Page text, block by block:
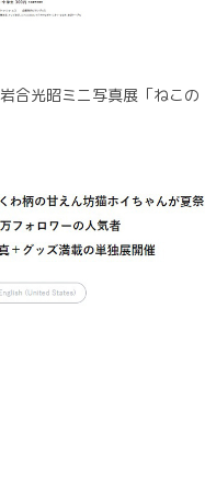
合光昭ミニ写真展「ねこの